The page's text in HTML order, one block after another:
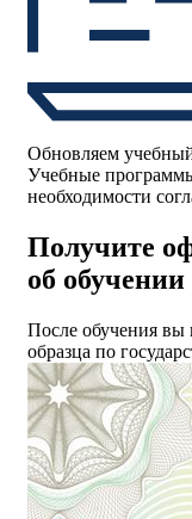
Обновляем
Учебные
необходимости
Получите
об обучении
После обучения вы
образца по